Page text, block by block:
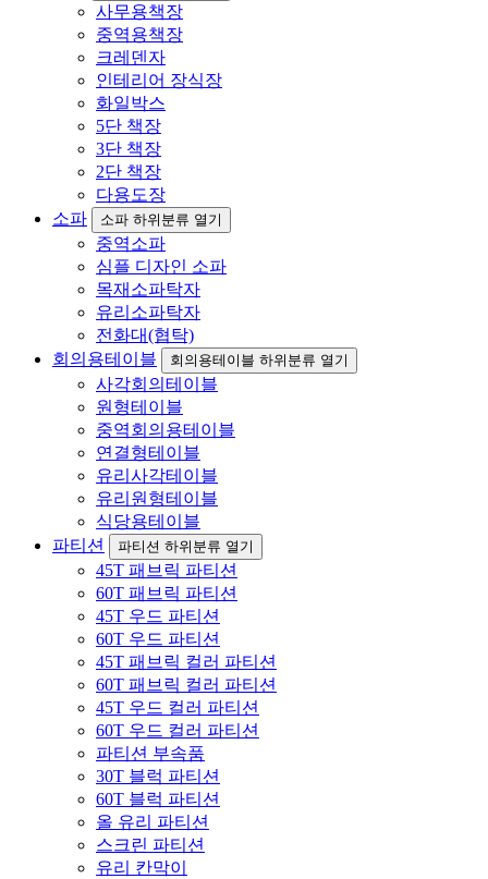
사무용책장
중역용책장
크레덴자
인테리어 장식장
화일박스
5단 책장
3단 책장
2단 책장
다용도장
소파
소파 하위분류 열기
중역소파
심플 디자인 소파
목재소파탁자
유리소파탁자
전화대(협탁)
회의용테이블
회의용테이블 하위분류 열기
사각회의테이블
원형테이블
중역회의용테이블
연결형테이블
유리사각테이블
유리원형테이블
식당용테이블
파티션
파티션 하위분류 열기
45T 패브릭 파티션
60T 패브릭 파티션
45T 우드 파티션
60T 우드 파티션
45T 패브릭 컬러 파티션
60T 패브릭 컬러 파티션
45T 우드 컬러 파티션
60T 우드 컬러 파티션
파티션 부속품
30T 블럭 파티션
60T 블럭 파티션
올 유리 파티션
스크린 파티션
유리 칸막이